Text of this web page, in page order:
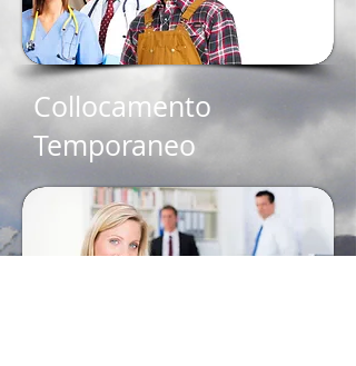
Collocamento
Temporaneo